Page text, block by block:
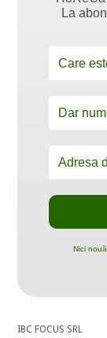
La
Nici
IBC FOCUS SRL